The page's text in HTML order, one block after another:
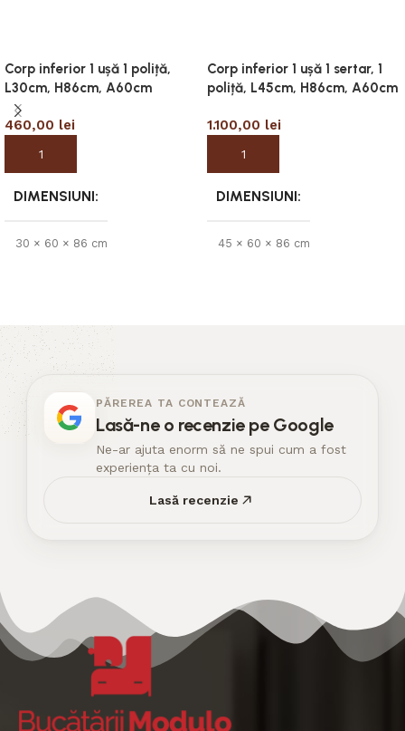
Corp inferior 1 ușă 1 poliță,
L30cm, H86cm, A60cm
460,00 lei
Adaugă în coș
DIMENSIUNI
30 × 60 × 86 cm
Corp inferior 1 ușă 1 sertar, 1
poliță, L45cm, H86cm, A60cm
1.100,00 lei
Adaugă în coș
DIMENSIUNI
45 × 60 × 86 cm
PĂREREA TA CONTEAZĂ
Lasă-ne o recenzie pe Google
Ne-ar ajuta enorm să ne spui cum a fost
experiența ta cu noi.
Lasă recenzie